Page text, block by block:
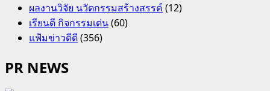
ผลงานวิจัย นวัตกรรมสร้างสรรค์(12)
เรียนดี กิจกรรมเด่น(60)
แฟ้มข่าวดีดี(356)
PR NEWS